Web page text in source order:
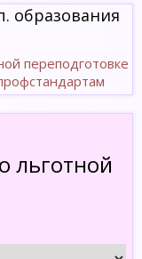
образования
переподготовке
льготной